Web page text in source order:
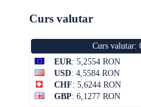
Curs valutar
Curs valutar:
EUR: 5,2554 RON
USD: 4,5584 RON
CHF: 5,6244 RON
GBP: 6,1277 RON